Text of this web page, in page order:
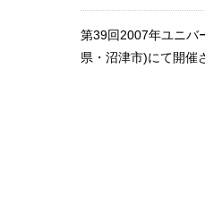
第39回2007年ユニバ
県・沼津市)にて開催